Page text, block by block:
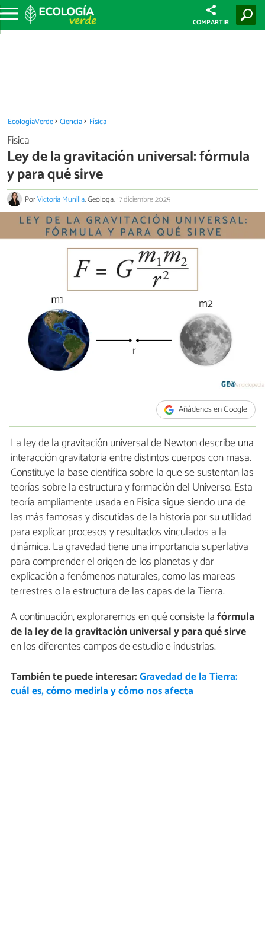
COMPARTIR
EcologíaVerde Ciencia Física
Física
Ley de la gravitación universal: fórmula
y para qué sirve
PorVictoria Munilla, Geóloga.17 diciembre 2025
Añádenos en Google
La ley de la gravitación universal de Newton describe una
interacción gravitatoria entre distintos cuerpos con masa.
Constituye la base científica sobre la que se sustentan las
teorías sobre la estructura y formación del Universo. Esta
teoría ampliamente usada en Física sigue siendo una de
las más famosas y discutidas de la historia por su utilidad
para explicar procesos y resultados vinculados a la
dinámica. La gravedad tiene una importancia superlativa
para comprender el origen de los planetas y dar
explicación a fenómenos naturales, como las mareas
terrestres o la estructura de las capas de la Tierra.
A continuación, exploraremos en qué consiste lafórmula
de la ley de la gravitación universal y para qué sirve
en los diferentes campos de estudio e industrias.
También te puede interesar:Gravedad de la Tierra:
cuál es, cómo medirla y cómo nos afecta